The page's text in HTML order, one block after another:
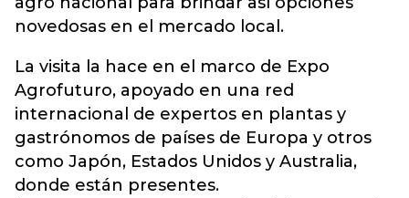
novedosas en el mercado local.
La visita la hace en el marco de Expo
Agrofuturo, apoyado en una red
internacional de expertos en plantas y
gastrónomos de países de Europa y otros
como Japón, Estados Unidos y Australia,
donde están presentes.